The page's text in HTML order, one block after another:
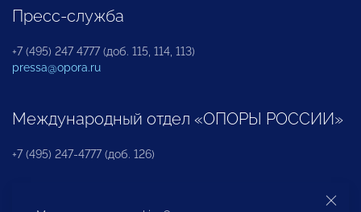
Пресс-служба
+7 (495) 247 4777 (доб. 115, 114, 113)
pressa@opora.ru
Международный отдел «ОПОРЫ РОССИИ»
+7 (495) 247-4777 (доб. 126)
Бюро по защите прав предпринимателей и